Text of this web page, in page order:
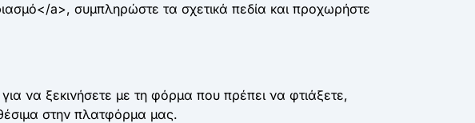
a>, συμπληρώστε τα σχετικά πεδία και προχωρήστε
να ξεκινήσετε με τη φόρμα που πρέπει να φτιάξετε,
στην πλατφόρμα μας.